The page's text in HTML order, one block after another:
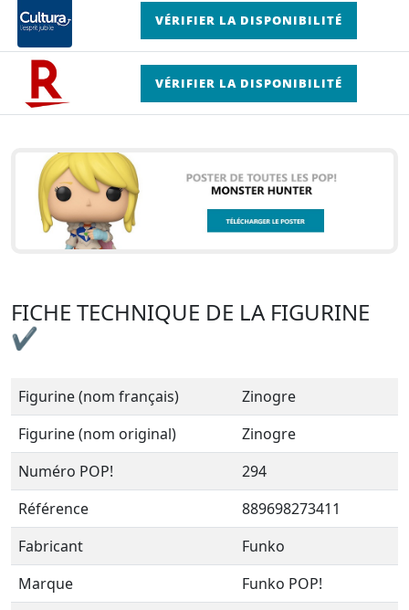
VÉRIFIER LA DISPONIBILITÉ
VÉRIFIER LA DISPONIBILITÉ
FICHE TECHNIQUE DE LA FIGURINE
✔
Figurine (nom français)
Zinogre
Figurine (nom original)
Zinogre
Numéro POP!
294
Référence
889698273411
Fabricant
Funko
Marque
Funko POP!